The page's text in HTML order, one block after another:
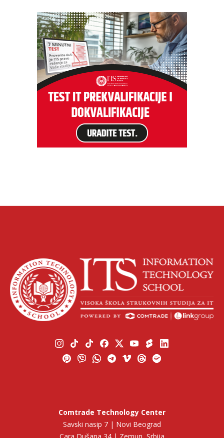
Comtrade Technology Center
Savski nasip 7 | Novi Beograd
Cara Dušana 34 | Zemun, Srbija